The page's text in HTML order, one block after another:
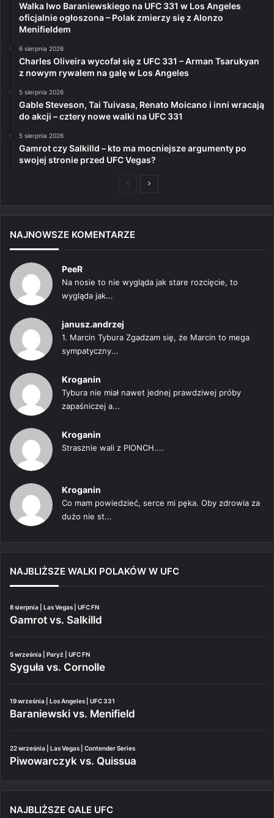
Walka Iwo Baraniewskiego na UFC 331 w Los Angeles
oficjalnie ogłoszona – Polak zmierzy się z Alonzo
Menifieldem
6 sierpnia 2026
Charles Oliveira wycofał się z UFC 331 – Arman Tsarukyan
z nowym rywalem na galę w Los Angeles
5 sierpnia 2026
Gable Steveson, Tai Tuivasa, Renato Moicano i inni wracają
do akcji – cztery nowe walki na UFC 331
5 sierpnia 2026
Gamrot czy Salkilld – kto ma mocniejsze argumenty po
swojej stronie przed UFC Vegas?
PoprzedniaNastępna
NAJNOWSZE KOMENTARZE
PeeR
Na nosie to nie wygląda jak stare rozcięcie, to
wygląda jak...
janusz.andrzej
1. Marcin Tybura Zgadzam się, że Marcin to mega
sympatyczny...
Kroganin
Tybura nie miał nawet jednej prawdziwej próby
zapaśniczej a...
Kroganin
Strasznie wali z PIONCH....
Kroganin
Co mam powiedzieć, serce mi pęka. Oby zdrowia za
dużo nie st...
NAJBLIŻSZE WALKI POLAKÓW W UFC
8 sierpnia | Las Vegas | UFC FN
Gamrot vs. Salkilld
5 września | Paryż | UFC FN
Syguła vs. Cornolle
19 września | Los Angeles | UFC 331
Baraniewski vs. Menifield
22 września | Las Vegas | Contender Series
Piwowarczyk vs. Quissua
NAJBLIŻSZE GALE UFC